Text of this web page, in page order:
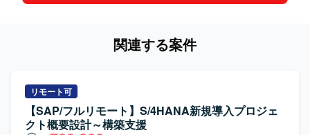
関連する案件
リモート可
【SAP/フルリモート】S/4HANA新規導入プロジェ
クト概要設計～構築支援